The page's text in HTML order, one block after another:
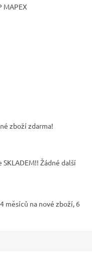
MAPEX
zboží zdarma!
Žádné další
měsíců na nové zboží, 6